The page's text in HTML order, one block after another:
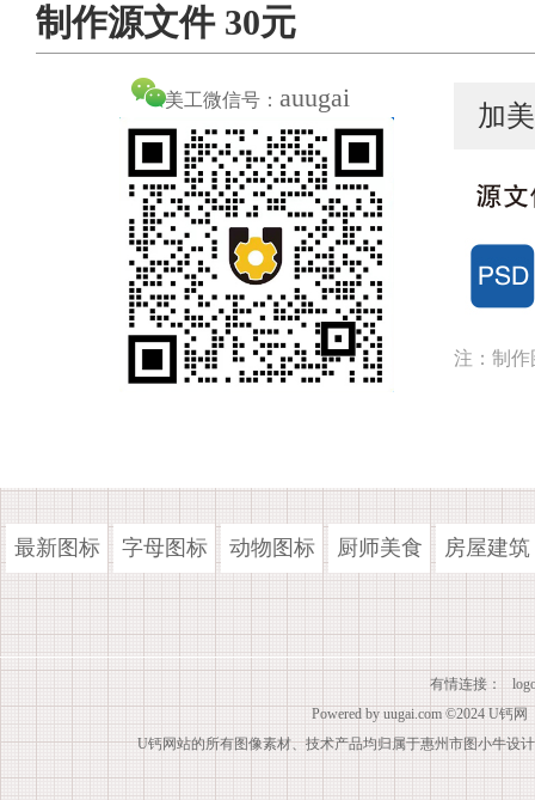
制作源文件 30元
美工微信号： auugai
加
注：制作
最新图标 字母图标 动物图标 厨师美食 房屋建筑
有情连接：
Powered by uugai.com ©2024 U钙网
U钙网站的所有图像素材、技术产品均归属于惠州市图小牛设